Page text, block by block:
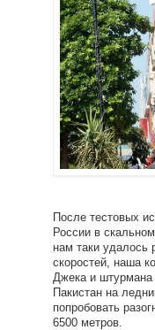
После тестовых
России в
нам таки удалось
скоростей, наша
Джека и штурмана
Пакистан на
попробовать
6500 метров.